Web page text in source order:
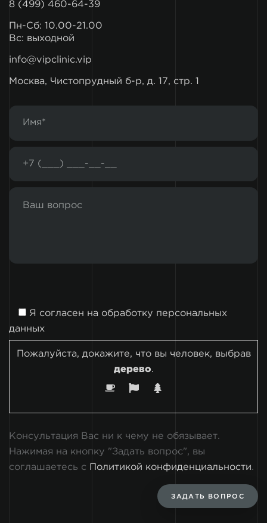
8 (499) 460-64-39
Пн-Сб: 10.00-21.00
Вс: выходной
info@vipclinic.vip
Москва, Чистопрудный б-р, д. 17, стр. 1
Я согласен на обработку персональных
данных
Пожалуйста, докажите, что вы человек, выбрав
дерево.
Консультация Вас ни к чему не обязывает.
Нажимая на кнопку "Задать вопрос", вы
соглашаетесь с
Политикой конфиденциальности.
ЗАДАТЬ ВОПРОС